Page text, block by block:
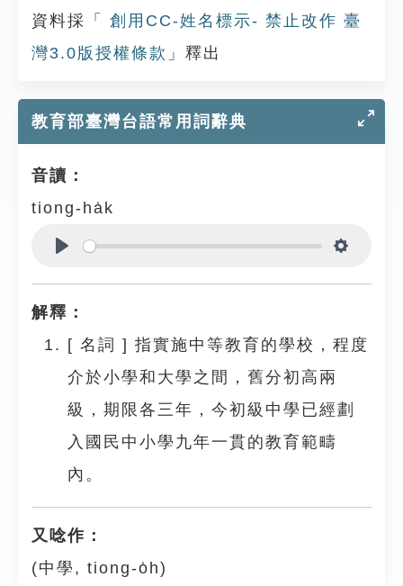
資料採「
創用CC-姓名標示- 禁止改作 臺
灣3.0版授權條款 」釋出
教育部臺灣台語常用詞辭典
音讀：
tiong-ha̍k
解釋：
[ 名詞 ] 指實施中等教育的學校，程度
介於小學和大學之間，舊分初高兩
級，期限各三年，今初級中學已經劃
入國民中小學九年一貫的教育範疇
內。
又唸作：
(中學, tiong-o̍h)